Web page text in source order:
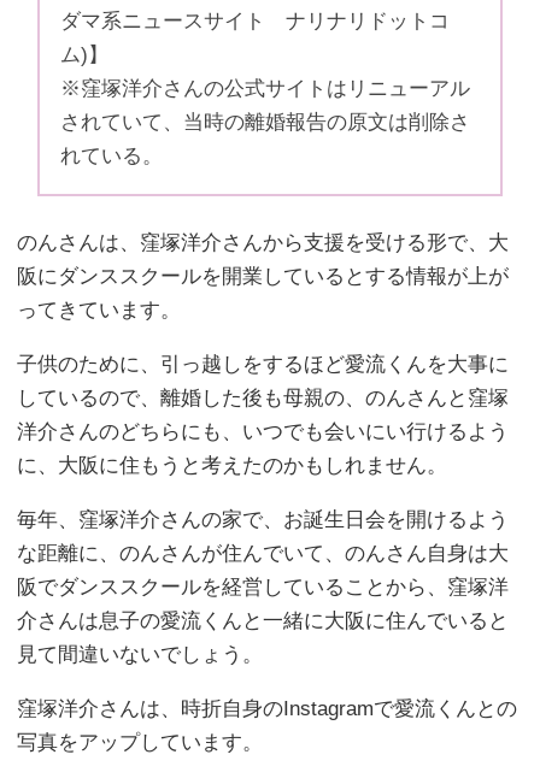
ダマ系ニュースサイト ナリナリドットコ
ム)】
※窪塚洋介さんの公式サイトはリニューアル
されていて、当時の離婚報告の原文は削除さ
れている。
のんさんは、窪塚洋介さんから支援を受ける形で、大
阪にダンススクールを開業しているとする情報が上が
ってきています。
子供のために、引っ越しをするほど愛流くんを大事に
しているので、離婚した後も母親の、のんさんと窪塚
洋介さんのどちらにも、いつでも会いにい行けるよう
に、大阪に住もうと考えたのかもしれません。
毎年、窪塚洋介さんの家で、お誕生日会を開けるよう
な距離に、のんさんが住んでいて、のんさん自身は大
阪でダンススクールを経営していることから、窪塚洋
介さんは息子の愛流くんと一緒に大阪に住んでいると
見て間違いないでしょう。
窪塚洋介さんは、時折自身のInstagramで愛流くんとの
写真をアップしています。